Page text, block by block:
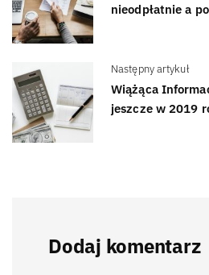
nieodpłatnie a
Następny artykuł
Wiążąca
jeszcze w 2019
Dodaj komentarz